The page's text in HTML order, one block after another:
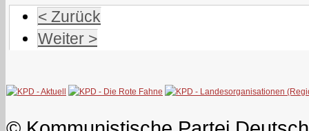
< Zurück
Weiter >